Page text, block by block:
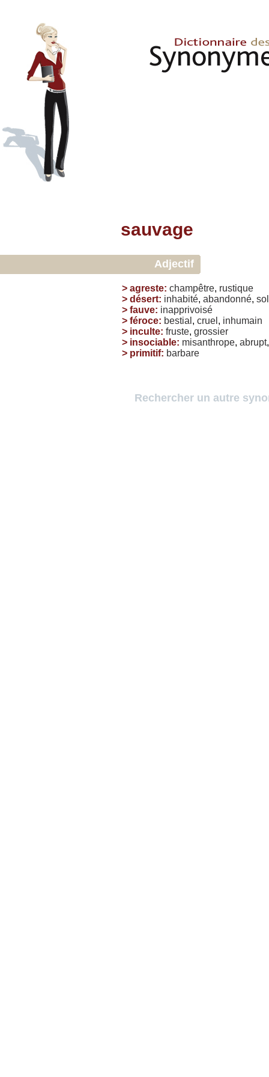
sauvage
Adjectif
> agreste: champêtre, rustique
> désert: inhabité, abandonné,
> fauve: inapprivoisé
> féroce: bestial , cruel , inhumain
> inculte: fruste, grossier
> insociable: misanthrope, abrupt
> primitif: barbare
Rechercher un autre